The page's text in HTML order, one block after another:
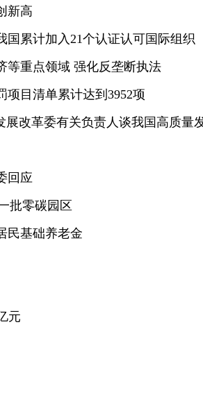
新高
国累计加入21个认证认可国际组织
等重点领域 强化反垄断执法
目清单累计达到3952项
改革委有关负责人谈我国高质量
回应
批零碳园区
民基础养老金
元